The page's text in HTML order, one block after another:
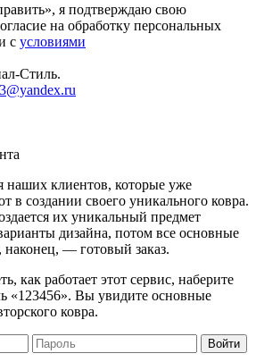
я подтверждаю свою
на обработку персональных
с условиями
Стиль.
наших клиентов, которые уже
в создании своего уникального ковра.
их уникальный предмет
дизайна, потом все основные
наконец, — готовый заказ.
как работает этот сервис, наберите
«123456». Вы увидите основные
ковра.